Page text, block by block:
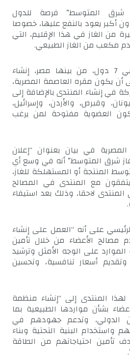
شرق المتوسط” فرصة للدول
أكبر يعود بالنفع عليها، خصوصا
من الغاز في هذا الإقليم، التي
وأعلن وزراء الطاقة في 7 دول، من بينها مصر، إنشاء
أن يكون مقره العاصمة المصرية،
في إنشاء المنتدى بالإضافة إلى
وقبرص، والأردن، وإسرائيل،
العضوية مفتوحة لمن يرغب
في بيان بعنوان “إعلان
غاز شرق المتوسط” أنه في وسع أي
المنتجة أو المستهلكة للغاز،
مع المنتدى في المصالح
المنتدى لاحقا، وذلك بعد استيفاء
على أنه “العمل على إنشاء
مصالح الأعضاء من خلال تأمين
على الوجه الأمثل وترشيد
وتقديم أسعار تنافسية، وتحسين
المنتدى إلى “إنشاء منظمة
بشأن مواردها الطبيعية بما
الدولي، وتدعم جهودهم في
واستخدام البنية التحتية وبناء
تأمين احتياجاتهم من الطاقة